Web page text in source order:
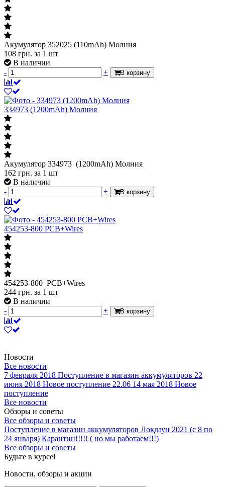
Акумулятор 352025 (110mAh) Молния
108 грн. за 1 шт
В наличии
-
+ В корзину
334973 (1200mAh) Молния
Акумулятор 334973 (1200mAh) Молния
162 грн. за 1 шт
В наличии
-
+ В корзину
454253-800 PCB+Wires
454253-800 PCB+Wires
244 грн. за 1 шт
В наличии
-
+ В корзину
Новости
Все новости
7 февраля 2018 Поступление в магазин аккумуляторов 22
июня 2018 Новое поступление 22.06 14 мая 2018 Новое
поступление
Все новости
Обзоры и советы
Все обзоры и советы
Поступление в магазин аккумуляторов Локдаун 2021 (с 8 по
24 января) Карантин!!!!! ( но мы работаем!!!)
Все обзоры и советы
Будьте в курсе!
Новости, обзоры и акции